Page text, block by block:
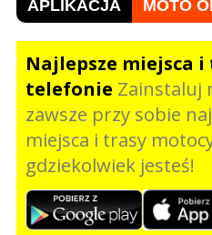
APLIKACJA MOTO
Najlepsze miejsca
telefonie Zainstaluj
zawsze przy sobie
miejsca i trasy
gdziekolwiek jesteś!